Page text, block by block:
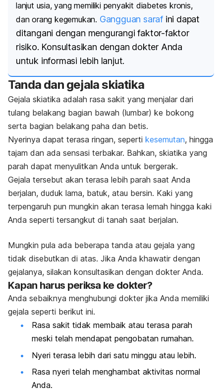
lanjut usia, yang memiliki penyakit diabetes kronis,
dan orang kegemukan. Gangguan saraf ini dapat
ditangani dengan mengurangi faktor-faktor
risiko. Konsultasikan dengan dokter Anda
untuk informasi lebih lanjut.
Tanda dan gejala skiatika
Gejala skiatika adalah rasa sakit yang menjalar dari
tulang belakang bagian bawah (lumbar) ke bokong
serta bagian belakang paha dan betis.
Nyerinya dapat terasa ringan, seperti kesemutan, hingga
tajam dan ada sensasi terbakar. Bahkan, skiatika yang
parah dapat menyulitkan Anda untuk bergerak.
Gejala tersebut akan terasa lebih parah saat Anda
berjalan, duduk lama, batuk, atau bersin. Kaki yang
terpengaruh pun mungkin akan terasa lemah hingga kaki
Anda seperti tersangkut di tanah saat berjalan.
Mungkin pula ada beberapa tanda atau gejala yang
tidak disebutkan di atas. Jika Anda khawatir dengan
gejalanya, silakan konsultasikan dengan dokter Anda.
Kapan harus periksa ke dokter?
Anda sebaiknya menghubungi dokter jika Anda memiliki
gejala seperti berikut ini.
Rasa sakit tidak membaik atau terasa parah
meski telah mendapat pengobatan rumahan.
Nyeri terasa lebih dari satu minggu atau lebih.
Rasa nyeri telah menghambat aktivitas normal
Anda.